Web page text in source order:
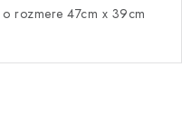
rozmere 47cm x 39cm